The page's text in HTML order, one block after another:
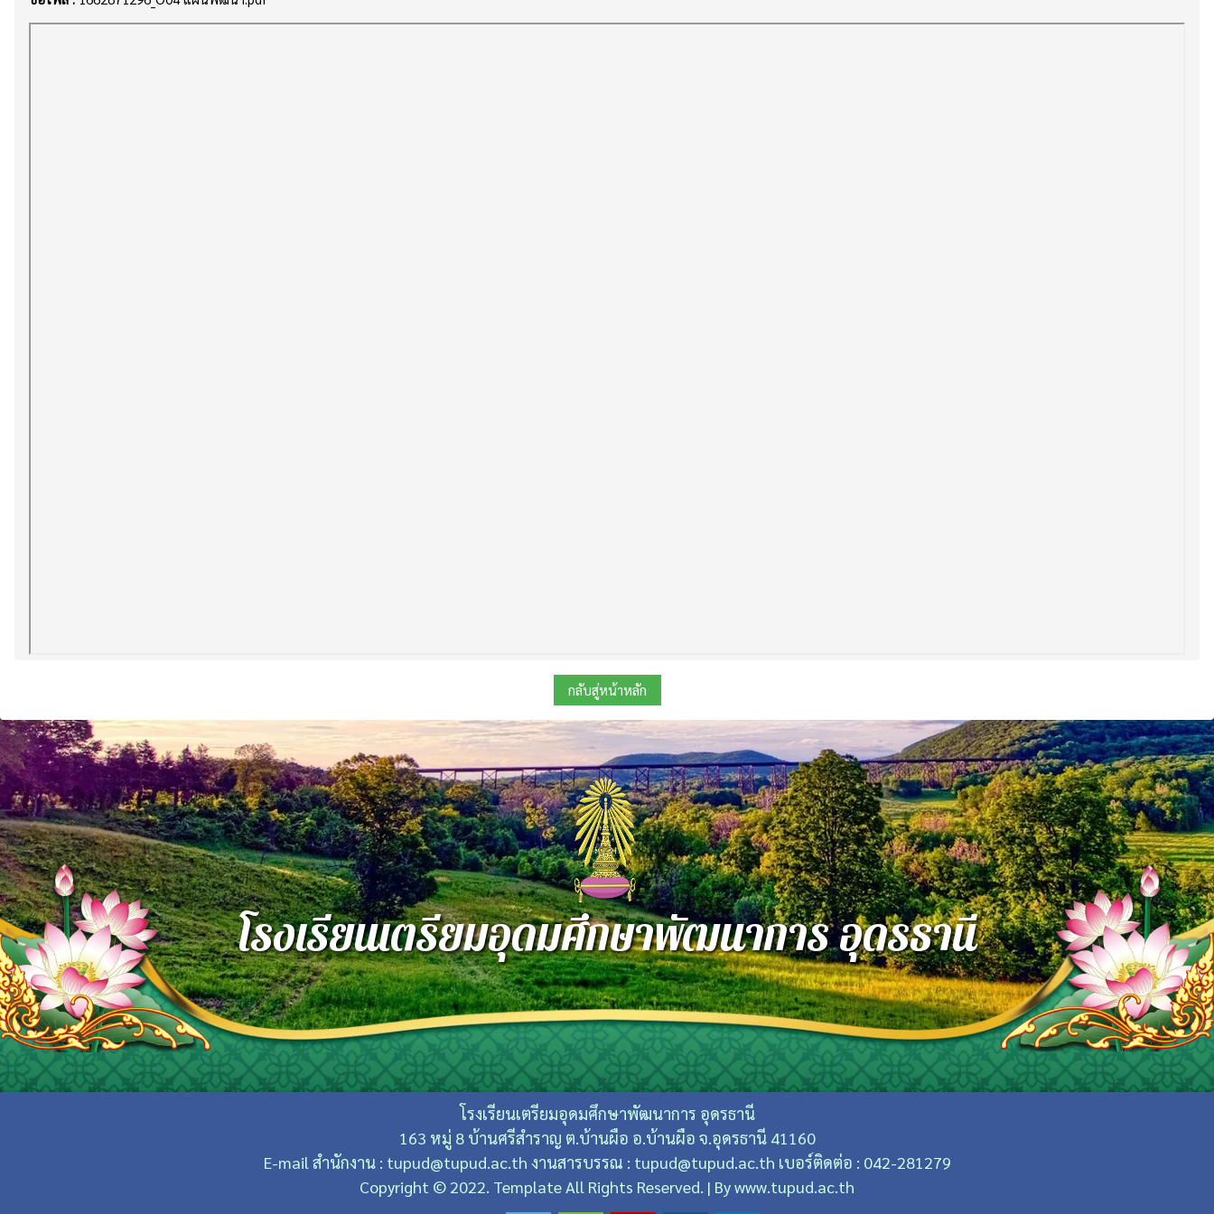
กลับสู่หน้าหลัก
โรงเรียนเตรียมอุดมศึกษาพัฒนาการ อุดรธานี
โรงเรียนเตรียมอุดมศึกษาพัฒนาการ อุดรธานี
163 หมู่ 8 บ้านศรีสําราญ ต.บ้านผือ อ.บ้านผือ จ.อุดรธานี 41160
E-mail สำนักงาน : tupud@tupud.ac.th งานสารบรรณ : tupud@tupud.ac.th เบอร์ติดต่อ : 042-281279
Copyright © 2022. Template All Rights Reserved. | By www.tupud.ac.th